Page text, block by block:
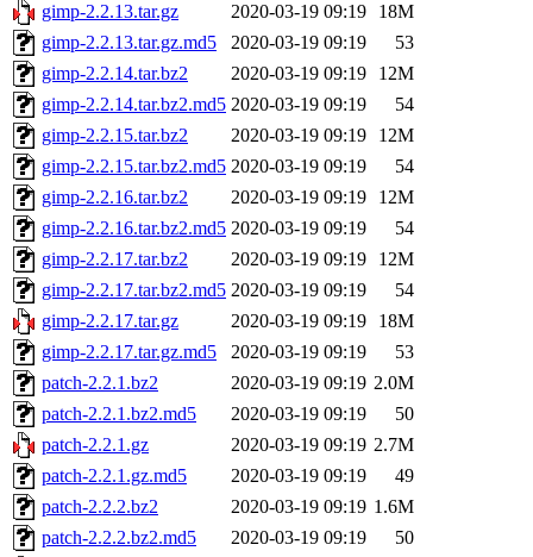
gimp-2.2.13.tar.gz
2020-03-19 09:19
18M
gimp-2.2.13.tar.gz.md5
2020-03-19 09:19
53
gimp-2.2.14.tar.bz2
2020-03-19 09:19
12M
gimp-2.2.14.tar.bz2.md5 2020-03-19 09:19
54
gimp-2.2.15.tar.bz2
2020-03-19 09:19
12M
gimp-2.2.15.tar.bz2.md5 2020-03-19 09:19
54
gimp-2.2.16.tar.bz2
2020-03-19 09:19
12M
gimp-2.2.16.tar.bz2.md5 2020-03-19 09:19
54
gimp-2.2.17.tar.bz2
2020-03-19 09:19
12M
gimp-2.2.17.tar.bz2.md5 2020-03-19 09:19
54
gimp-2.2.17.tar.gz
2020-03-19 09:19
18M
gimp-2.2.17.tar.gz.md5
2020-03-19 09:19
53
patch-2.2.1.bz2
2020-03-19 09:19 2.0M
patch-2.2.1.bz2.md5
2020-03-19 09:19
50
patch-2.2.1.gz
2020-03-19 09:19 2.7M
patch-2.2.1.gz.md5
2020-03-19 09:19
49
patch-2.2.2.bz2
2020-03-19 09:19 1.6M
patch-2.2.2.bz2.md5
2020-03-19 09:19
50